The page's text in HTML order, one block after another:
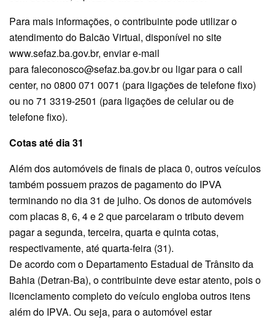
Para mais informações, o contribuinte pode utilizar o
atendimento do Balcão Virtual, disponível no site
www.sefaz.ba.gov.br, enviar e-mail
para faleconosco@sefaz.ba.gov.br ou ligar para o call
center, no 0800 071 0071 (para ligações de telefone fixo)
ou no 71 3319-2501 (para ligações de celular ou de
telefone fixo).
Cotas até dia 31
Além dos automóveis de finais de placa 0, outros veículos
também possuem prazos de pagamento do IPVA
terminando no dia 31 de julho. Os donos de automóveis
com placas 8, 6, 4 e 2 que parcelaram o tributo devem
pagar a segunda, terceira, quarta e quinta cotas,
respectivamente, até quarta-feira (31).
De acordo com o Departamento Estadual de Trânsito da
Bahia (Detran-Ba), o contribuinte deve estar atento, pois o
licenciamento completo do veículo engloba outros itens
além do IPVA. Ou seja, para o automóvel estar